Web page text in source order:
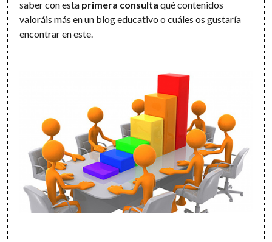
saber con esta primera consulta qué contenidos
valoráis más en un blog educativo o cuáles os gustaría
encontrar en este.